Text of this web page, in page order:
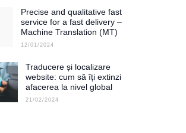
Previous
post:
Precise and qualitative fast
service for a fast delivery –
Machine Translation (MT)
12/01/2024
Next
post:
Traducere și localizare
website: cum să îți extinzi
afacerea la nivel global
21/02/2024